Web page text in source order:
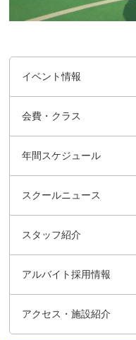
イベント情報
会費・クラス
年間スケジュール
スクールニュース
スタッフ紹介
アルバイト採用情報
アクセス・施設紹介